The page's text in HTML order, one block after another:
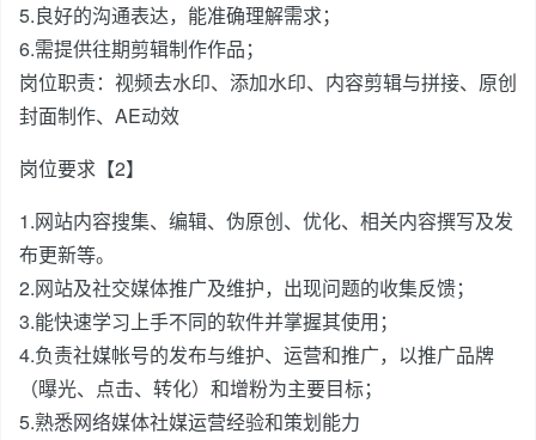
5.良好的沟通表达，能准确理解需求；
6.需提供往期剪辑制作作品；
岗位职责：视频去水印、添加水印、内容剪辑与拼接、原创
封面制作、AE动效
岗位要求【2】
1.网站内容搜集、编辑、伪原创、优化、相关内容撰写及发
布更新等。
2.网站及社交媒体推广及维护，出现问题的收集反馈；
3.能快速学习上手不同的软件并掌握其使用；
4.负责社媒帐号的发布与维护、运营和推广，以推广品牌
（曝光、点击、转化）和增粉为主要目标；
5.熟悉网络媒体社媒运营经验和策划能力